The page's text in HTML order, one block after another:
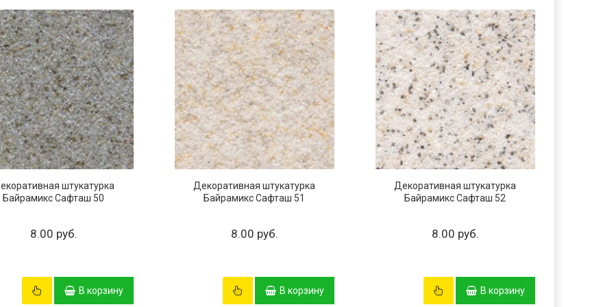
штукатурка
Байрамикс Сафташ 50
8.00 руб.
В корзину
Декоративная штукатурка
Байрамикс Сафташ 51
8.00 руб.
В корзину
Декоративная штукатурка
Байрамикс Сафташ 52
8.00 руб.
В корзину